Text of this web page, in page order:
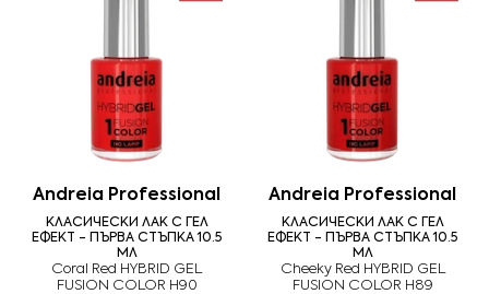
Andreia Professional
КЛАСИЧЕСКИ ЛАК С ГЕЛ
ЕФЕКТ - ПЪРВА СТЪПКА 10.5
МЛ
Coral Red HYBRID GEL
FUSION COLOR H90
Andreia Professional
КЛАСИЧЕСКИ ЛАК С ГЕЛ
ЕФЕКТ - ПЪРВА СТЪПКА 10.5
МЛ
Cheeky Red HYBRID GEL
FUSION COLOR H89